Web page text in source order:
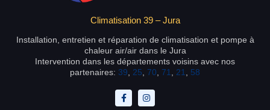
Climatisation 39 – Jura
Installation, entretien et réparation de climatisation et pompe à
chaleur air/air dans le Jura
Intervention dans les départements voisins avec nos
partenaires: 39 25 70 71 21 58